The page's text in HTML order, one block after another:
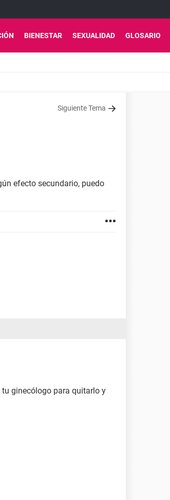
BIENESTAR SEXUALIDAD GLOSARIO
Siguiente Tema
efecto secundario, puedo
ginecólogo para quitarlo y